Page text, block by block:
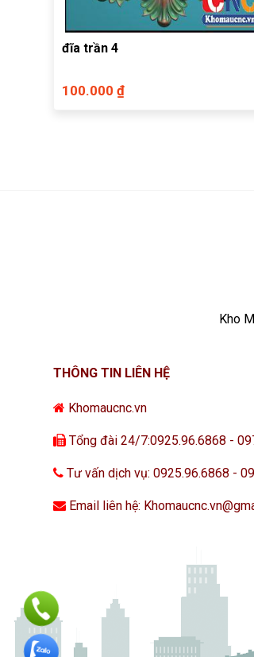
đĩa trần 4
100.000 ₫
Kho
THÔNG TIN LIÊN HỆ
Khomaucnc.vn
Tổng đài 24/7:0925.96.6868 -
Tư vấn dịch vụ: 0925.96.6868 -
Email liên hệ: